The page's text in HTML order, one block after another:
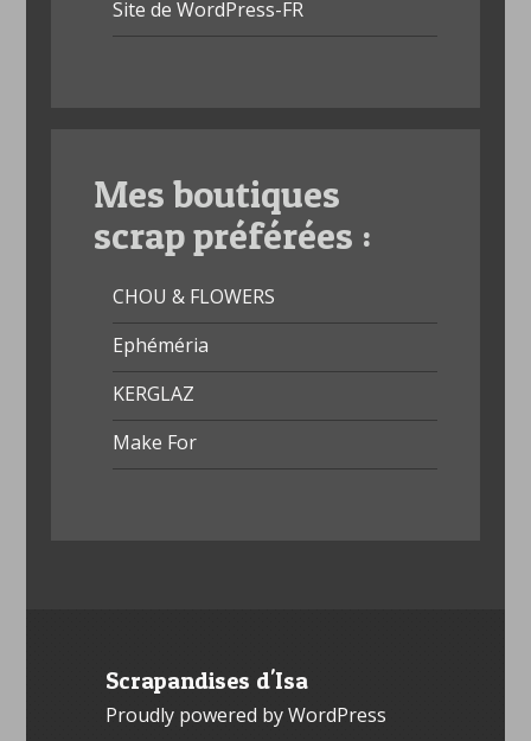
Site de WordPress-FR
Mes boutiques
scrap préférées :
CHOU & FLOWERS
Ephéméria
KERGLAZ
Make For
Scrapandises d'Isa
Proudly powered by WordPress